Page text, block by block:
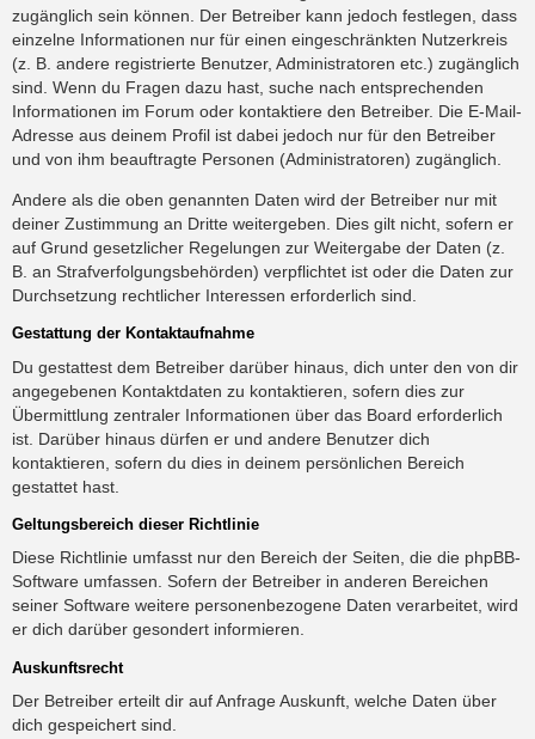
zugänglich sein können. Der Betreiber kann jedoch festlegen, dass
einzelne Informationen nur für einen eingeschränkten Nutzerkreis
(z. B. andere registrierte Benutzer, Administratoren etc.) zugänglich
sind. Wenn du Fragen dazu hast, suche nach entsprechenden
Informationen im Forum oder kontaktiere den Betreiber. Die E-Mail-
Adresse aus deinem Profil ist dabei jedoch nur für den Betreiber
und von ihm beauftragte Personen (Administratoren) zugänglich.
Andere als die oben genannten Daten wird der Betreiber nur mit
deiner Zustimmung an Dritte weitergeben. Dies gilt nicht, sofern er
auf Grund gesetzlicher Regelungen zur Weitergabe der Daten (z.
B. an Strafverfolgungsbehörden) verpflichtet ist oder die Daten zur
Durchsetzung rechtlicher Interessen erforderlich sind.
Gestattung der Kontaktaufnahme
Du gestattest dem Betreiber darüber hinaus, dich unter den von dir
angegebenen Kontaktdaten zu kontaktieren, sofern dies zur
Übermittlung zentraler Informationen über das Board erforderlich
ist. Darüber hinaus dürfen er und andere Benutzer dich
kontaktieren, sofern du dies in deinem persönlichen Bereich
gestattet hast.
Geltungsbereich dieser Richtlinie
Diese Richtlinie umfasst nur den Bereich der Seiten, die die phpBB-
Software umfassen. Sofern der Betreiber in anderen Bereichen
seiner Software weitere personenbezogene Daten verarbeitet, wird
er dich darüber gesondert informieren.
Auskunftsrecht
Der Betreiber erteilt dir auf Anfrage Auskunft, welche Daten über
dich gespeichert sind.